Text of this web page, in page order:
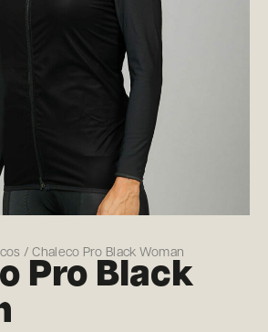
/ Chaleco Pro Black Woman
Pro Black